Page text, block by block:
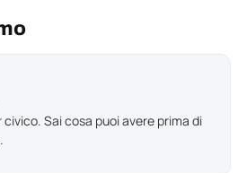
Sai cosa puoi avere prima di